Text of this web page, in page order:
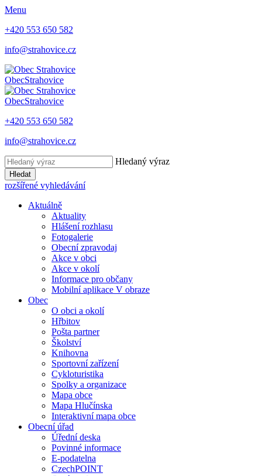
Menu
+420 553 650 582
info@strahovice.cz
ObecStrahovice
ObecStrahovice
+420 553 650 582
info@strahovice.cz
Hledaný výraz
Hledat
rozšířené vyhledávání
Aktuálně
Aktuality
Hlášení rozhlasu
Fotogalerie
Obecní zpravodaj
Akce v obci
Akce v okolí
Informace pro občany
Mobilní aplikace V obraze
Obec
O obci a okolí
Hřbitov
Pošta partner
Školství
Knihovna
Sportovní zařízení
Cykloturistika
Spolky a organizace
Mapa obce
Mapa Hlučínska
Interaktivní mapa obce
Obecní úřad
Úřední deska
Povinné informace
E-podatelna
CzechPOINT